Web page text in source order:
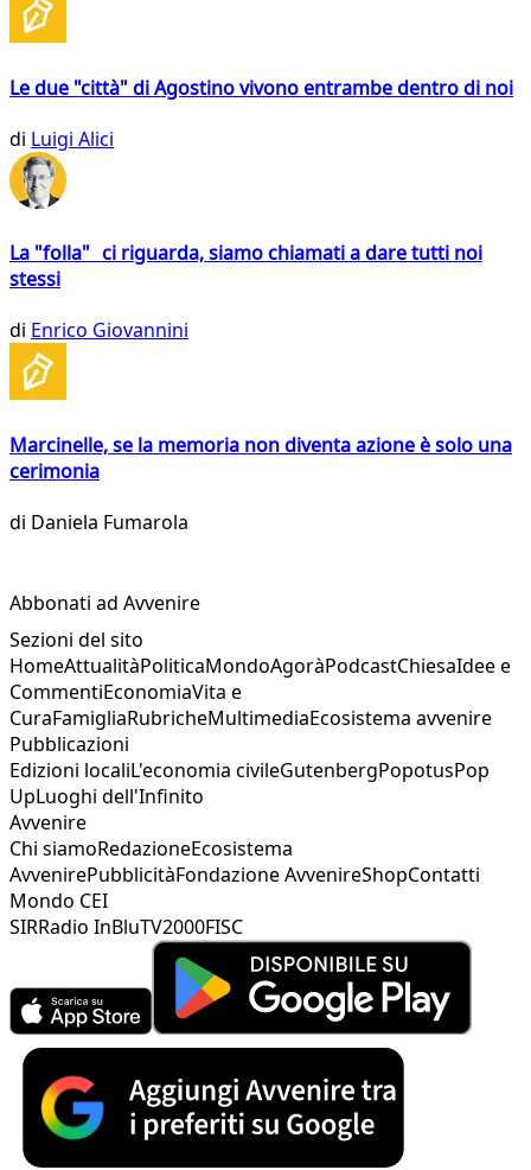
Le due "città" di Agostino vivono entrambe dentro di noi
di Luigi Alici
La "folla" ci riguarda, siamo chiamati a dare tutti noi
stessi
di Enrico Giovannini
Marcinelle, se la memoria non diventa azione è solo una
cerimonia
di Daniela Fumarola
Abbonati ad Avvenire
Sezioni del sito
HomeAttualitàPoliticaMondoAgoràPodcastChiesaIdee e
CommentiEconomiaVita e
CuraFamigliaRubricheMultimediaEcosistema avvenire
Pubblicazioni
Edizioni localiL'economia civileGutenbergPopotusPop
UpLuoghi dell'Infinito
Avvenire
Chi siamoRedazioneEcosistema
AvvenirePubblicitàFondazione AvvenireShopContatti
Mondo CEI
SIRRadio InBluTV2000FISC